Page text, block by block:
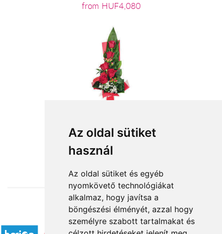
Az oldal sütiket
használ
Az oldal sütiket és egyéb
nyomkövető technológiákat
alkalmaz, hogy javítsa a
böngészési élményét, azzal hogy
személyre szabott tartalmakat és
from HUF4,080
from HUF19,680
Accepted payment methods